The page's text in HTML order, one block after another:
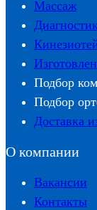
Массаж
Подбор
Подбор
Доставка
О компании
Вакансии
Контакты